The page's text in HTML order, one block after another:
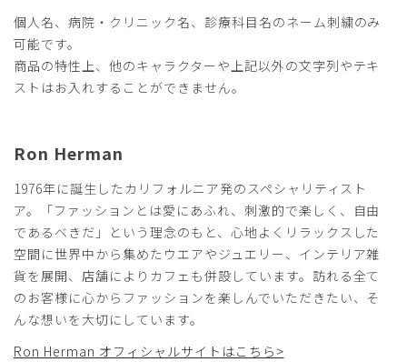
ご購入者様
2025-12-21
と褒められます。
商品：R29レディース:Ron Herman スクラブトップス/
チャコールグレー/L
役に立った 0
個人名、病院・クリニック名、診療科目名のネーム刺繍のみ
可能です。
商品の特性上、他のキャラクターや上記以外の文字列やテキ
ストはお入れすることができません。
Ron Herman
1976年に誕生したカリフォルニア発のスペシャリティスト
ア。「ファッションとは愛にあふれ、刺激的で楽しく、自由
であるべきだ」という理念のもと、心地よくリラックスした
空間に世界中から集めたウエアやジュエリー、インテリア雑
貨を展開、店舗によりカフェも併設しています。訪れる全て
のお客様に心からファッションを楽しんでいただきたい、そ
んな想いを大切にしています。
Ron Herman オフィシャルサイトはこちら>